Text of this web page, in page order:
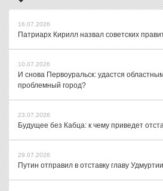
16.07.2026
Патриарх Кирилл назвал советских
10.07.2026
И снова Первоуральск: удастся
проблемный город?
23.07.2026
Будущее без Кабца: к чему приведет
29.07.2026
Путин отправил в отставку главу